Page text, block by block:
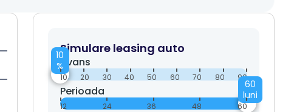
Simulare leasing auto
Avans
10
%
10 20 30 40 50 60 70 80 90
Perioada
60
luni
12 24 36 48 60